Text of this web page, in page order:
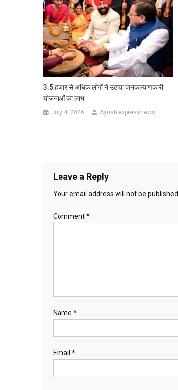
3.5 हजार से अधिक लोगों ने उठाया जनकल्याणकारी
योजनाओं का लाभ
July 4, 2026 Ayushiexpressnews
Leave a Reply
Your email address will not be published.
Comment*
Name *
Email *